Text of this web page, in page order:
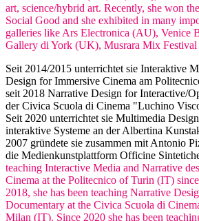
art, science/hybrid art. Recently, she won
Social Good and she exhibited in many
galleries like Ars Electronica (AU), Venice
Gallery di York (UK), Musrara Mix Festival
Seit 2014/2015 unterrichtet sie Interaktive
Design for Immersive Cinema am
seit 2018 Narrative Design for Interactive/
der Civica Scuola di Cinema "Luchino
Seit 2020 unterrichtet sie Multimedia
interaktive Systeme an der Albertina
2007 gründete sie zusammen mit Antonio
die Medienkunstplattform Officine
teaching Interactive Media and Narrative
Cinema at the Politecnico of Turin (IT)
2018, she has been teaching Narrative
Documentary at the Civica Scuola di
Milan (IT). Since 2020 she has been